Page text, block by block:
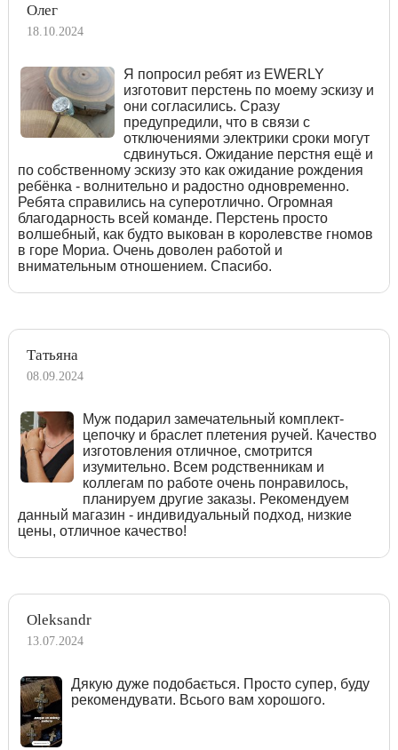
Олег
18.10.2024
Я попросил ребят из EWERLY
изготовит перстень по моему эскизу и
они согласились. Сразу
предупредили, что в связи с
отключениями электрики сроки могут
сдвинуться. Ожидание перстня ещё и
по собственному эскизу это как ожидание рождения
ребёнка - волнительно и радостно одновременно.
Ребята справились на суперотлично. Огромная
благодарность всей команде. Перстень просто
волшебный, как будто выкован в королевстве гномов
в горе Мориа. Очень доволен работой и
внимательным отношением. Спасибо.
Татьяна
08.09.2024
Муж подарил замечательный комплект-
цепочку и браслет плетения ручей. Качество
изготовления отличное, смотрится
изумительно. Всем родственникам и
коллегам по работе очень понравилось,
планируем другие заказы. Рекомендуем
данный магазин - индивидуальный подход, низкие
цены, отличное качество!
Oleksandr
13.07.2024
Дякую дуже подобається. Просто супер, буду
рекомендувати. Всього вам хорошого.